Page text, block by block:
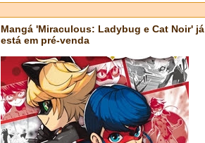
Mangá 'Miraculous: Ladybug e Cat Noir' já
está em pré-venda